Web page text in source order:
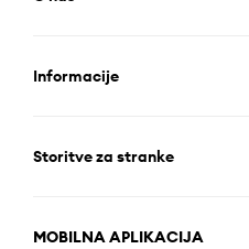
Informacije
Storitve za stranke
MOBILNA APLIKACIJA